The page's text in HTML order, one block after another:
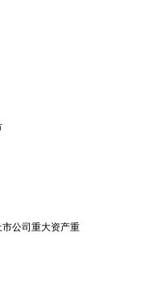
市公司重大资产重